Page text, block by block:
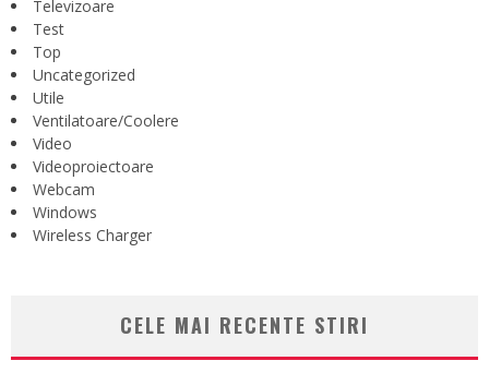
Televizoare
Test
Top
Uncategorized
Utile
Ventilatoare/Coolere
Video
Videoproiectoare
Webcam
Windows
Wireless Charger
CELE MAI RECENTE STIRI